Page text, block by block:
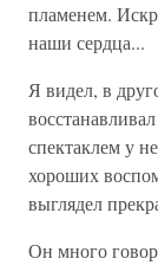
пламенем.
наши сердца...
Я видел, в
спектаклем у
хороших
выглядел
Он много